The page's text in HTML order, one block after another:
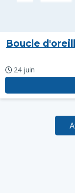
Boucle
24 juin